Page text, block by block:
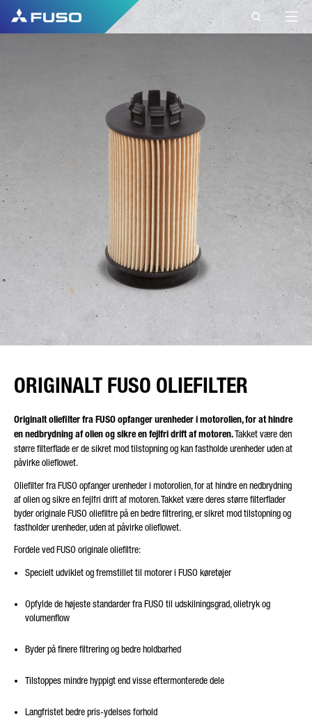
ORIGINALT FUSO OLIEFILTER
Originalt oliefilter fra FUSO opfanger urenheder i motorolien, for at hindre
en nedbrydning af olien og sikre en fejlfri drift af motoren.Takket være den
større filterflade er de sikret mod tilstopning og kan fastholde urenheder uden at
påvirke olieflowet.
Oliefilter fra FUSO opfanger urenheder i motorolien, for at hindre en nedbrydning
af olien og sikre en fejlfri drift af motoren. Takket være deres større filterflader
byder originale FUSO oliefiltre på en bedre filtrering, er sikret mod tilstopning og
fastholder urenheder, uden at påvirke olieflowet.
Fordele ved FUSO originale oliefiltre:
Specielt udviklet og fremstillet til motorer i FUSO køretøjer
Opfylde de højeste standarder fra FUSO til udskilningsgrad, olietryk og
volumenflow
Byder på finere filtrering og bedre holdbarhed
Tilstoppes mindre hyppigt end visse eftermonterede dele
Langfristet bedre pris-ydelses forhold